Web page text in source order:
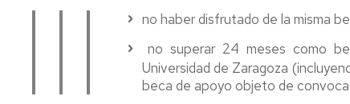
no haber disfrutado de la misma
no superar 24 meses como
Universidad de Zaragoza
beca de apoyo objeto de